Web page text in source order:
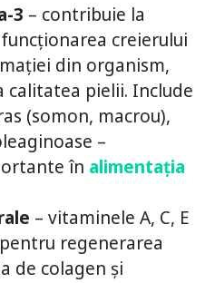
3 – contribuie la
creierului
din organism,
calitatea pielii. Include
(somon, macrou),
–
în alimentația
– vitaminele A, C, E
regenerarea
de colagen și